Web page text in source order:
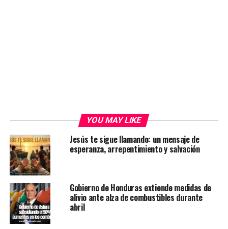
YOU MAY LIKE
Jesús te sigue llamando: un mensaje de
esperanza, arrepentimiento y salvación
Gobierno de Honduras extiende medidas de
alivio ante alza de combustibles durante
abril